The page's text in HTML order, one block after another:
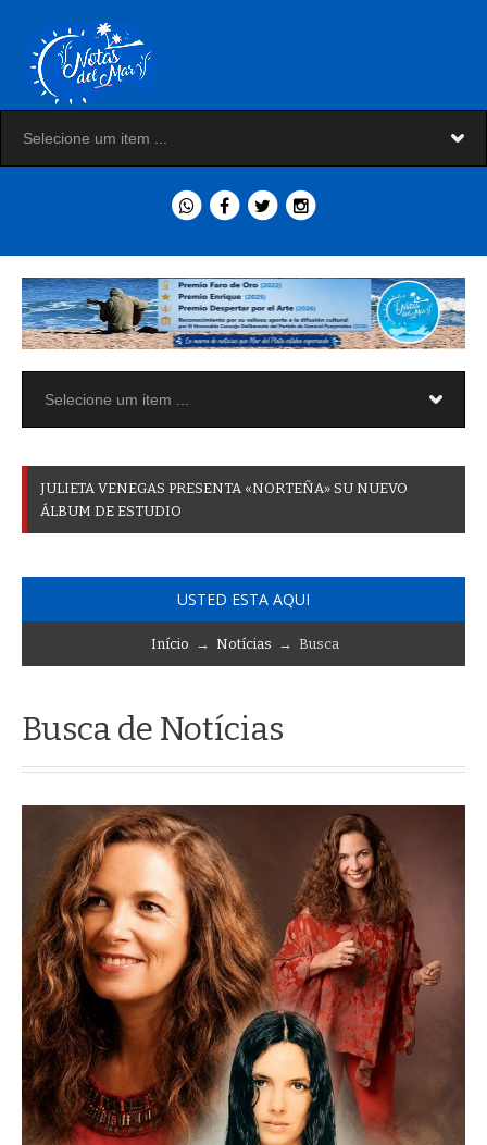
JULIETA VENEGAS PRESENTA «NORTEÑA» SU NUEVO
ÁLBUM DE ESTUDIO
USTED ESTA AQUI
Início → Notícias → Busca
Busca de Notícias